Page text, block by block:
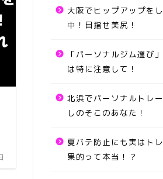
大阪でヒップアップを
中！目指せ美尻！
「パーソナルジム選び
は特に注意して！
北浜でパーソナルトレ
しのそこのあなた！
夏バテ防止にも実はト
果的って本当！？